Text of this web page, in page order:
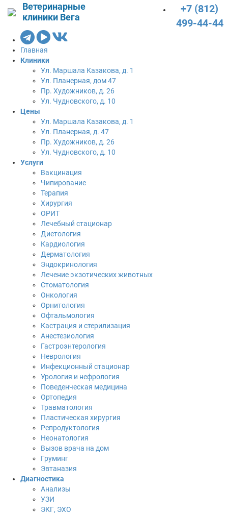
Ветеринарные
клиники Вега
+7 (812)
499-44-44
Главная
Клиники
Ул. Маршала Казакова, д. 1
Ул. Планерная, дом 47
Пр. Художников, д. 26
Ул. Чудновского, д. 10
Цены
Ул. Маршала Казакова, д. 1
Ул. Планерная, д. 47
Пр. Художников, д. 26
Ул. Чудновского, д. 10
Услуги
Вакцинация
Чипирование
Терапия
Хирургия
ОРИТ
Лечебный стационар
Диетология
Кардиология
Дерматология
Эндокринология
Лечение экзотических животных
Стоматология
Онкология
Орнитология
Офтальмология
Кастрация и стерилизация
Анестезиология
Гастроэнтерология
Неврология
Инфекционный стационар
Урология и нефрология
Поведенческая медицина
Ортопедия
Травматология
Пластическая хирургия
Репродуктология
Неонатология
Вызов врача на дом
Груминг
Эвтаназия
Диагностика
Анализы
УЗИ
ЭКГ, ЭХО